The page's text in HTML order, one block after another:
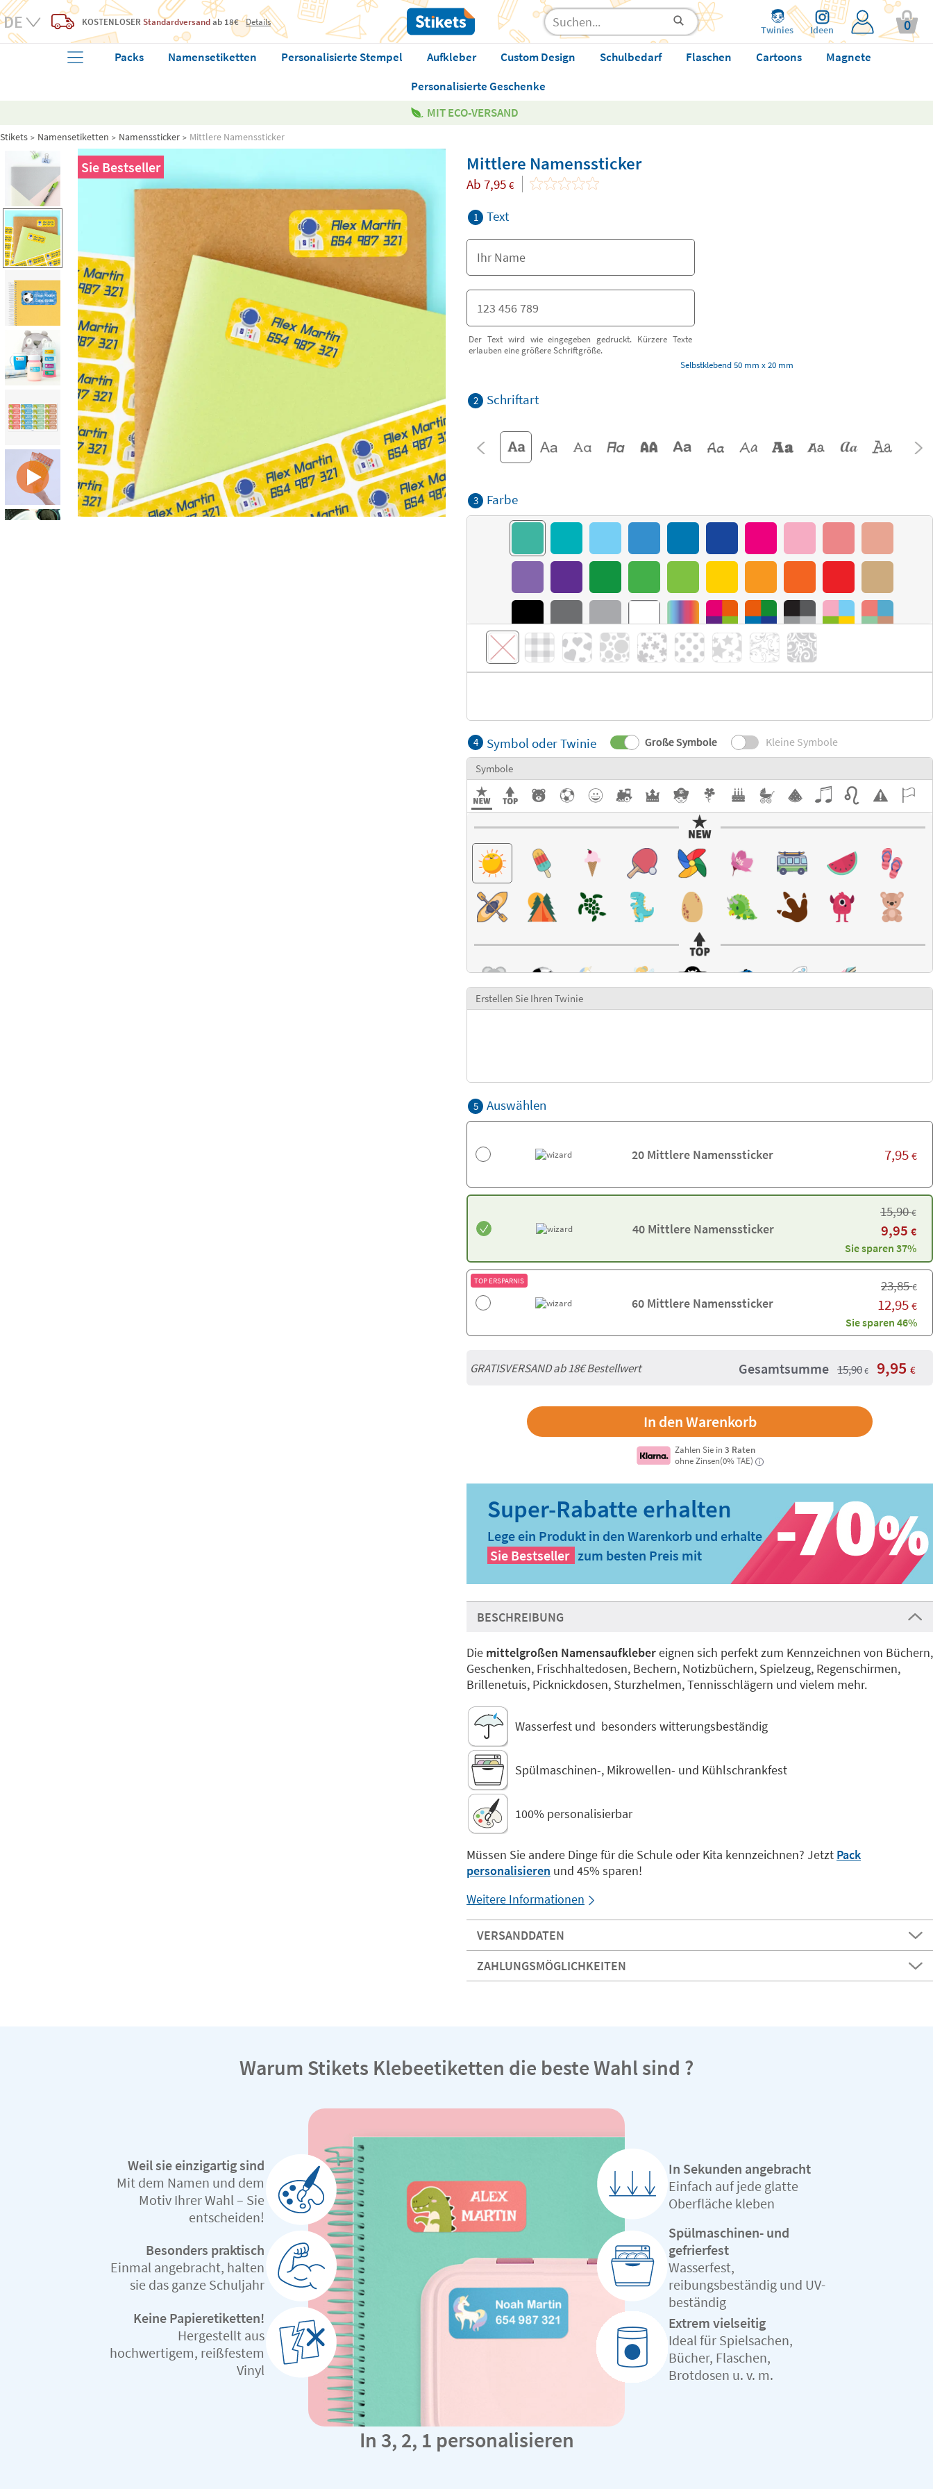
KOSTENLOSER Standardversandab 18€ Details
Twinies Ideen 0
Packs Namensetiketten Personalisierte Stempel Aufkleber Custom Design Schulbedarf Flaschen Cartoons
Magnete
Personalisierte Geschenke
MIT ECO-VERSAND
Stikets Namensetiketten Namenssticker Mittlere Namenssticker
Sie Bestseller Mittlere Namenssticker
Ab 7,95 €
1 Text
Der Text wird wie eingegeben gedruckt. Kürzere Texte
erlauben eine größere Schriftgröße.
Selbstklebend 50 mm x 20 mm
2 Schriftart
3 Farbe
4 Symbol oder Twinie Große Symbole Kleine Symbole
Symbole
Erstellen Sie Ihren Twinie
5 Auswählen
20 Mittlere Namenssticker 7,95 €
40 Mittlere Namenssticker
15,90€
9,95 €
Sie sparen 37%
TOP ERSPARNIS
60 Mittlere Namenssticker
23,85€
12,95 €
Sie sparen 46%
GRATISVERSAND ab18€Bestellwert Gesamtsumme 15,90 € 9,95 €
Zahlen Sie in3 Raten
ohne Zinsen(0% TAE)
i
Lege ein Produkt in den Warenkorb und erhalte
Sie Bestseller zum besten Preis mit
BESCHREIBUNG
Die mittelgroßen Namensaufklebereignen sich perfekt zum Kennzeichnen von Büchern,
Geschenken, Frischhaltedosen, Bechern, Notizbüchern, Spielzeug, Regenschirmen,
Brillenetuis, Picknickdosen, Sturzhelmen, Tennisschlägern und vielem mehr.
Wasserfest und besonders witterungsbeständig
Spülmaschinen-, Mikrowellen- und Kühlschrankfest
100% personalisierbar
Müssen Sie andere Dinge für die Schule oder Kita kennzeichnen? Jetzt Pack
personalisieren und 45% sparen!
Weitere Informationen
VERSANDDATEN
ZAHLUNGSMÖGLICHKEITEN
Warum Stikets Klebeetiketten die beste Wahl sind ?
Weil sie einzigartig sind
Mit dem Namen und dem
Motiv Ihrer Wahl – Sie
entscheiden!
Besonders praktisch
Einmal angebracht, halten
sie das ganze Schuljahr
Keine Papieretiketten!
Hergestellt aus
hochwertigem, reißfestem
Vinyl
In Sekunden angebracht
Einfach auf jede glatte
Oberfläche kleben
Spülmaschinen- und
gefrierfest
Wasserfest,
reibungsbeständig und UV-
beständig
Extrem vielseitig
Ideal für Spielsachen,
Bücher, Flaschen,
Brotdosen u. v. m.
In 3, 2, 1 personalisieren